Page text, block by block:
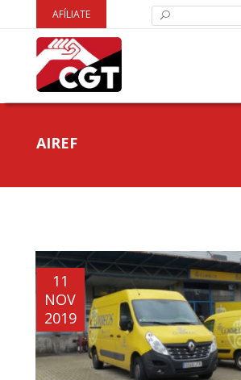
AFÍLIATE
AIREF
11
NOV
2019